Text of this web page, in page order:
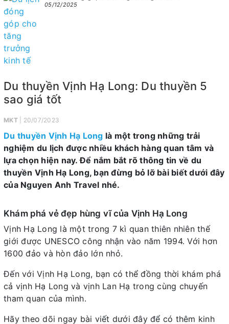
05/12/2025
Du thuyền Vịnh Hạ Long: Du thuyền 5
sao giá tốt
MKT| 20/07/2023
Du thuyền Vịnh Hạ Long là một trong những trải
nghiệm du lịch được nhiều khách hàng quan tâm và
lựa chọn hiện nay. Để nắm bắt rõ thông tin về du
thuyền Vịnh Hạ Long, bạn đừng bỏ lỡ bài biết dưới đây
của Nguyen Anh Travel nhé.
Khám phá vẻ đẹp hùng vĩ của Vịnh Hạ Long
Vịnh Hạ Long là một trong 7 kì quan thiên nhiên thế
giới được UNESCO công nhận vào năm 1994. Với hơn
1600 đảo và hòn đảo lớn nhỏ.
Đến với Vịnh Hạ Long, bạn có thể đồng thời khám phá
cả vịnh Hạ Long và vịnh Lan Hạ trong cùng chuyến
tham quan của mình.
Hãy theo dõi ngay bài viết dưới đây để có thêm kinh